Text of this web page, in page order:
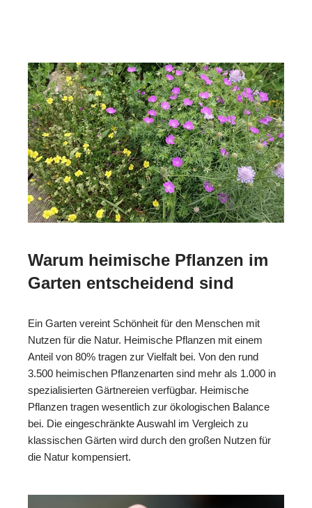
Warum heimische Pflanzen im
Garten entscheidend sind
Ein Garten vereint Schönheit für den Menschen mit
Nutzen für die Natur. Heimische Pflanzen mit einem
Anteil von 80% tragen zur Vielfalt bei. Von den rund
3.500 heimischen Pflanzenarten sind mehr als 1.000 in
spezialisierten Gärtnereien verfügbar. Heimische
Pflanzen tragen wesentlich zur ökologischen Balance
bei. Die eingeschränkte Auswahl im Vergleich zu
klassischen Gärten wird durch den großen Nutzen für
die Natur kompensiert.